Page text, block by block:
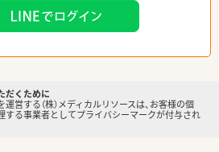
だくために
営する（株）メディカルリソースは、お客様の個
する事業者としてプライバシーマークが付与され